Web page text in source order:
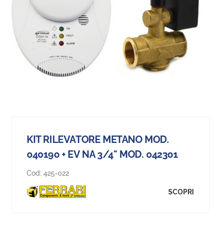
KIT RILEVATORE METANO MOD.
040190 + EV NA 3/4" MOD. 042301
Cod: 425-022
SCOPRI